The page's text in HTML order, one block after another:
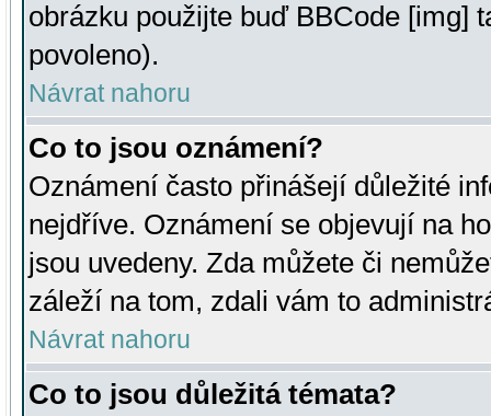
obrázku použijte buď BBCode [img]
povoleno).
Návrat nahoru
Co to jsou oznámení?
Oznámení často přinášejí důležité
nejdříve. Oznámení se objevují na
jsou uvedeny. Zda můžete či
záleží na tom, zdali vám to
Návrat nahoru
Co to jsou důležitá témata?